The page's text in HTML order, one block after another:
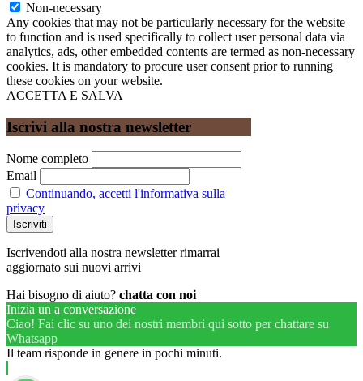
Non-necessary
Any cookies that may not be particularly necessary for the website
to function and is used specifically to collect user personal data via
analytics, ads, other embedded contents are termed as non-necessary
cookies. It is mandatory to procure user consent prior to running
these cookies on your website.
ACCETTA E SALVA
Iscrivi alla nostra newsletter
Nome completo
Email
Continuando, accetti l'informativa sulla
privacy
Iscrivendoti alla nostra newsletter rimarrai
aggiornato sui nuovi arrivi
Hai bisogno di aiuto? chatta con noi
Inizia un a conversazione
Ciao! Fai clic su uno dei nostri membri qui sotto per chattare su
Whatsapp
Il team risponde in genere in pochi minuti.